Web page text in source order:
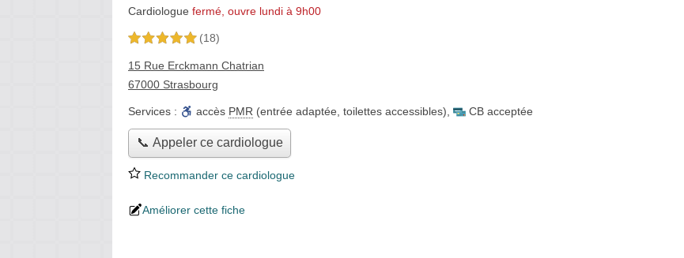
Cardiologue fermé, ouvre lundi à 9h00
5,0 étoiles sur 5 (18)
15 Rue Erckmann Chatrian
67000 Strasbourg
Services : accès PMR (entrée adaptée, toilettes accessibles) CB acceptée
📞 Appeler ce cardiologue
Recommander ce cardiologue
Améliorer cette fiche